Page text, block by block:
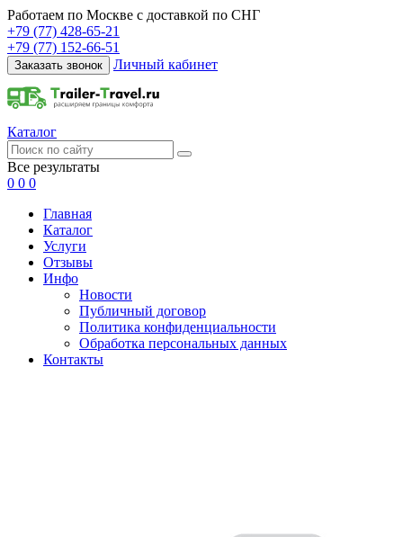
Работаем по Москве с доставкой по СНГ
+79 (77) 428-65-21
+79 (77) 152-66-51
Заказать звонок Личный кабинет
Каталог
Все результаты
0 0 0
Главная
Каталог
Услуги
Отзывы
Инфо
Новости
Публичный договор
Политика конфиденциальности
Обработка персональных данных
Контакты